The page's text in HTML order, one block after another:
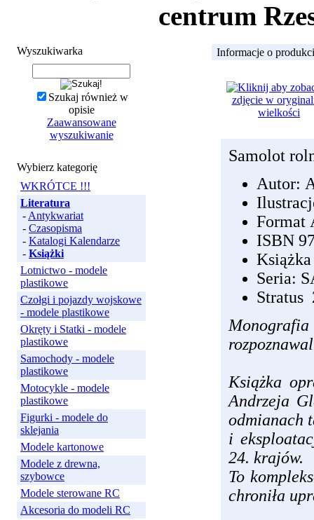
centrum
Wyszukiwarka
Szukaj również w
opisie
Zaawansowane
wyszukiwanie
Wybierz kategorię
WKRÓTCE !!!
Literatura
- Antykwariat
- Czasopisma
- Katalogi Kalendarze
- Książki
Lotnictwo - modele
plastikowe
Czołgi i pojazdy wojskowe
- modele plastikowe
Okręty i Statki - modele
plastikowe
Samochody - modele
plastikowe
Motocykle - modele
plastikowe
Figurki - modele do
sklejania
Modele kartonowe
Modele z drewna,
szybowce
Modele sterowane RC
Akcesoria do modeli RC
Informacje o
Samolot
Autor:
Format
ISBN
Seria:
Stratus
Książka
Andrzeja
odmianach
i
24. krajów.
To
chroniła